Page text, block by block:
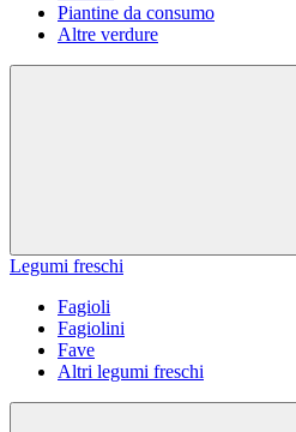
Piantine da consumo
Altre verdure
Legumi freschi
Fagioli
Fagiolini
Fave
Altri legumi freschi